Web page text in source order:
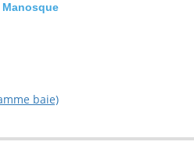
Manosque
baie)